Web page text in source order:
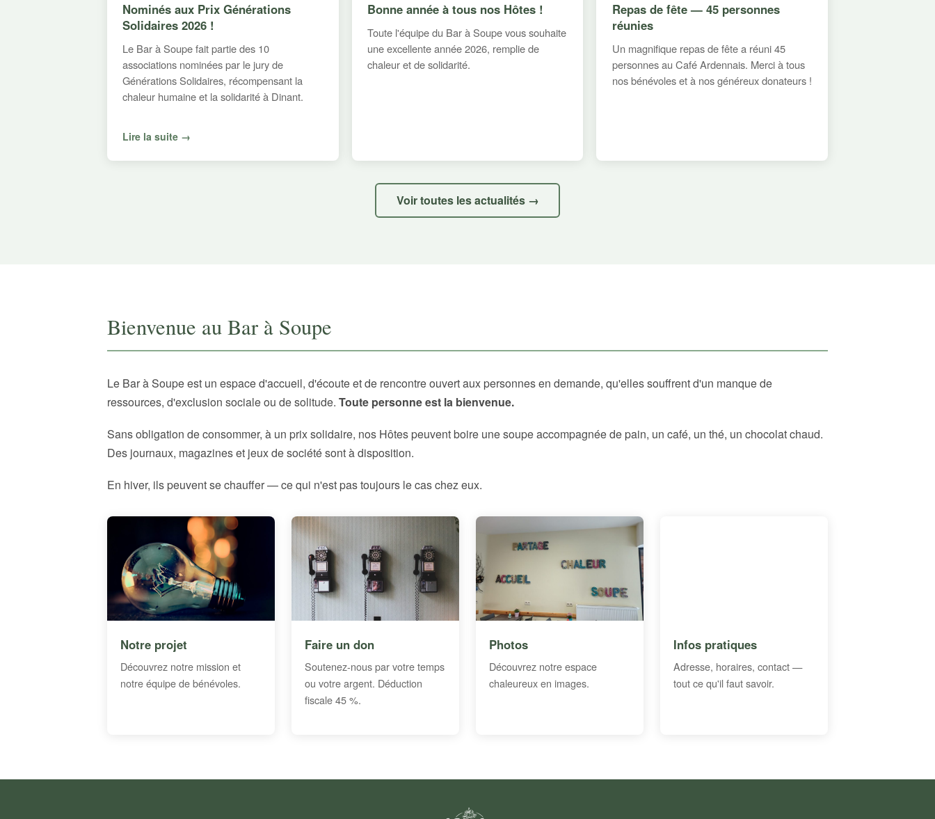
Nominés aux Prix Générations
Solidaires 2026 !
Le Bar à Soupe fait partie des 10
associations nominées par le jury de
Générations Solidaires, récompensant la
chaleur humaine et la solidarité à Dinant.
Lire la suite →
Bonne année à tous nos Hôtes !
Toute l'équipe du Bar à Soupe vous souhaite
une excellente année 2026, remplie de
chaleur et de solidarité.
Repas de fête — 45 personnes
réunies
Un magnifique repas de fête a réuni 45
personnes au Café Ardennais. Merci à tous
nos bénévoles et à nos généreux donateurs !
Voir toutes les actualités →
Bienvenue au Bar à Soupe
Le Bar à Soupe est un espace d'accueil, d'écoute et de rencontre ouvert aux personnes en demande, qu'elles souffrent d'un manque de
ressources, d'exclusion sociale ou de solitude. Toute personne est la bienvenue.
Sans obligation de consommer, à un prix solidaire, nos Hôtes peuvent boire une soupe accompagnée de pain, un café, un thé, un chocolat chaud.
Des journaux, magazines et jeux de société sont à disposition.
En hiver, ils peuvent se chauffer — ce qui n'est pas toujours le cas chez eux.
Notre projet
Découvrez notre mission et
notre équipe de bénévoles.
Faire un don
Soutenez-nous par votre temps
ou votre argent. Déduction
fiscale 45 %.
Photos
Découvrez notre espace
chaleureux en images.
Infos pratiques
Adresse, horaires, contact —
tout ce qu'il faut savoir.